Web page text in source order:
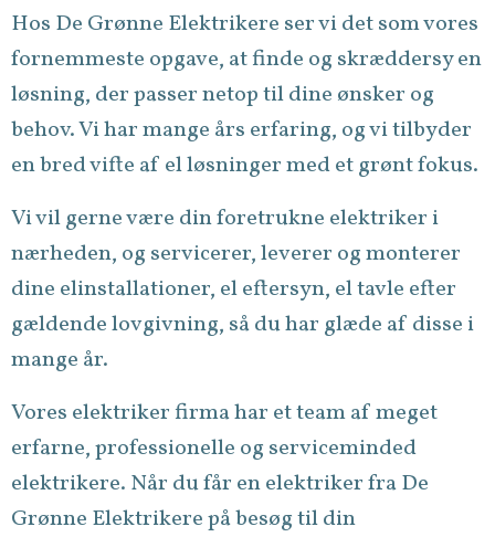
Hos De Grønne Elektrikere ser vi det som vores
fornemmeste opgave, at finde og skræddersy en
løsning, der passer netop til dine ønsker og
behov. Vi har mange års erfaring, og vi tilbyder
en bred vifte af el løsninger med et grønt fokus.
Vi vil gerne være din foretrukne elektriker i
nærheden, og servicerer, leverer og monterer
dine elinstallationer, el eftersyn, el tavle efter
gældende lovgivning, så du har glæde af disse i
mange år.
Vores elektriker firma har et team af meget
erfarne, professionelle og serviceminded
elektrikere. Når du får en elektriker fra De
Grønne Elektrikere på besøg til din